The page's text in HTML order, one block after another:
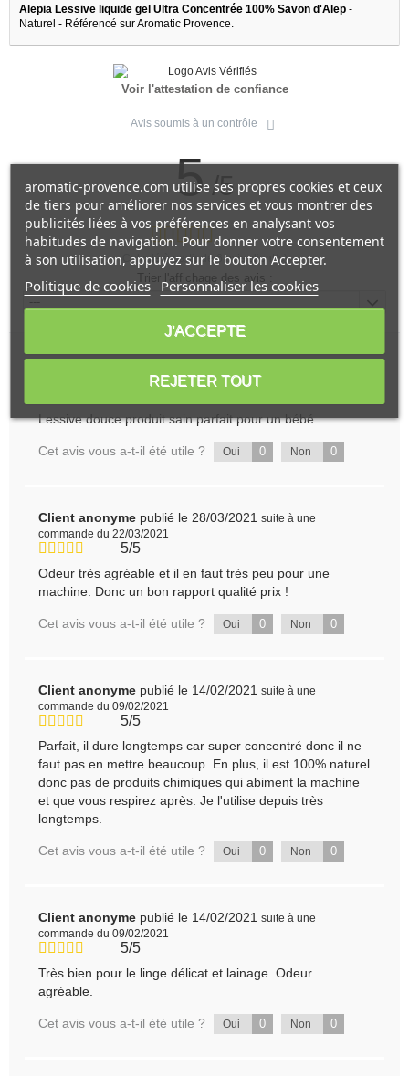
Alepia Lessive liquide gel Ultra Concentrée 100% Savon d'Alep -
Naturel - Référencé sur Aromatic Provence.
Voir l'attestation de confiance
Avis soumis à un contrôle
5/5
Calculé à partir de6 avis client(s)
Trier l'affichage des avis :
---
Client anonymepublié le 17/05/2021 suite à une
commande du 07/05/2021
Lessive douce produit sain parfait pour un bébé
Cet avis vous a-t-il été utile ? Oui 0 Non 0
Client anonyme publié le 28/03/2021 suite à une
commande du 22/03/2021
5/5
Odeur très agréable et il en faut très peu pour une
machine. Donc un bon rapport qualité prix !
Cet avis vous a-t-il été utile ? Oui 0 Non 0
Client anonyme publié le 14/02/2021 suite à une
commande du 09/02/2021
5/5
Parfait, il dure longtemps car super concentré donc il ne
faut pas en mettre beaucoup. En plus, il est 100% naturel
donc pas de produits chimiques qui abiment la machine
et que vous respirez après. Je l'utilise depuis très
longtemps.
Cet avis vous a-t-il été utile ? Oui 0 Non 0
Client anonyme publié le 14/02/2021 suite à une
commande du 09/02/2021
5/5
Très bien pour le linge délicat et lainage. Odeur
agréable.
Cet avis vous a-t-il été utile ? Oui 0 Non 0
aromatic-provence.com utilise ses propres cookies et ceux
de tiers pour améliorer nos services et vous montrer des
publicités liées à vos préférences en analysant vos
habitudes de navigation. Pour donner votre consentement
à son utilisation, appuyez sur le bouton Accepter.
Politique de cookies Personnaliser les cookies
REJETER TOUT
J'ACCEPTE